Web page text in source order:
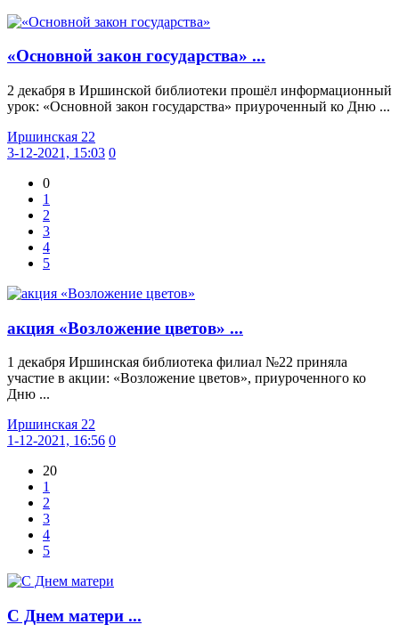
«Основной закон государства» ...
2 декабря в Иршинской библиотеки прошёл информационный
урок: «Основной закон государства» приуроченный ко Дню ...
Иршинская 22
3-12-2021, 15:03 0
0
1
2
3
4
5
акция «Возложение цветов» ...
1 декабря Иршинская библиотека филиал №22 приняла
участие в акции: «Возложение цветов», приуроченного ко
Дню ...
Иршинская 22
1-12-2021, 16:56 0
20
1
2
3
4
5
С Днем матери ...